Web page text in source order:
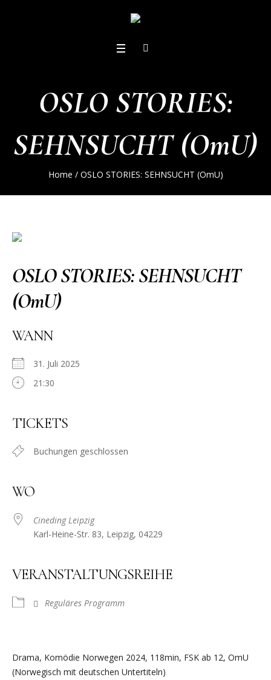
OSLO STORIES:
SEHNSUCHT (OmU)
Home / OSLO STORIES: SEHNSUCHT (OmU)
OSLO STORIES: SEHNSUCHT
(OmU)
WANN
31. Juli 2025
21:30
TICKETS
Buchungen geschlossen
WO
Cineding Leipzig
Karl-Heine-Str. 83, Leipzig, 04229
VERANSTALTUNGSREIHE
Reguläres Programm
Drama, Komödie Norwegen 2024, 118min, FSK ab 12, OmU
(Norwegisch mit deutschen Untertiteln)